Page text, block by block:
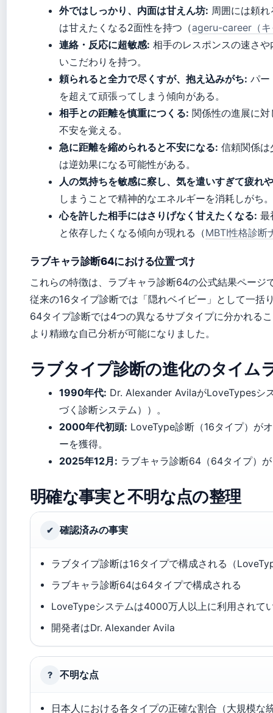
外ではしっかり、内面は甘えん坊: 周囲には頼
は甘えたくなる2面性を持つ（ageru-career（キ
連絡・反応に超敏感: 相手のレスポンスの速さ
いこだわりを持つ。
頼られると全力で尽くすが、抱え込みがち: パー
を超えて頑張ってしまう傾向がある。
相手との距離を慎重につくる: 関係性の進展に
不安を覚える。
急に距離を縮められると不安になる: 信頼関係は
は逆効果になる可能性がある。
人の気持ちを敏感に察し、気を遣いすぎて疲れ
しまうことで精神的なエネルギーを消耗しがち。
心を許した相手にはさりげなく甘えたくなる: 最
と依存したくなる傾向が現れる（MBTI性格診断
ラブキャラ診断64における位置づけ
これらの特徴は、ラブキャラ診断64の公式結果ページ
従来の16タイプ診断では「隠れベイビー」として一括
64タイプ診断では4つの異なるサブタイプに分かれる
より精緻な自己分析が可能になりました。
ラブタイプ診断の進化のタイム
1990年代: Dr. Alexander AvilaがLoveTypesシ
づく診断システム））。
2000年代初頭: LoveType診断（16タイプ）が
ーを獲得。
2025年12月: ラブキャラ診断64（64タイプ）
明確な事実と不明な点の整理
✔ 確認済みの事実
ラブタイプ診断は16タイプで構成される（
ラブキャラ診断64は64タイプで構成される
LoveTypeシステムは4000万人以上に利用されて
開発者はDr. Alexander Avila
? 不明な点
日本人における各タイプの正確な割合（大規模な